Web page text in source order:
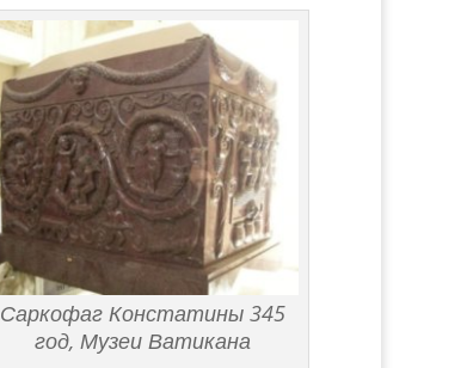
Саркофаг Констатины 345
год, Музеи Ватикана